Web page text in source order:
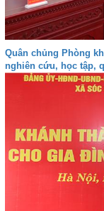
Quân chủng Phòng
nghiên cứu, học tập,
nghị lần thứ ba Ban